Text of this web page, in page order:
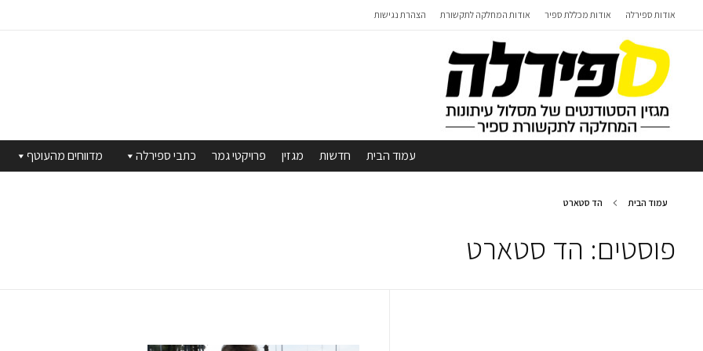
אודות ספירלה אודות מכללת ספיר אודות המחלקה לתקשורת הצהרת נגישות
עמוד הבית חדשות מגזין פרויקטי גמר כתבי ספירלה מדווחים מהעוטף
עמוד הבית הד סטארט
פוסטים: הד סטארט